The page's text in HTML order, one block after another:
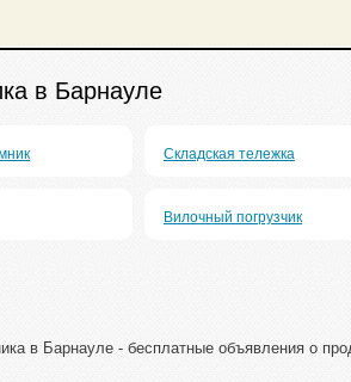
в Барнауле
Складская тележка
Вилочный погрузчик
в Барнауле - бесплатные объявления о